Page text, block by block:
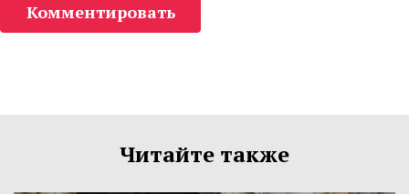
Комментировать
Читайте также